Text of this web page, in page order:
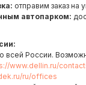
отправим заказ на
автопарком:
всей России.
www.dellin.ru/
ru/offices